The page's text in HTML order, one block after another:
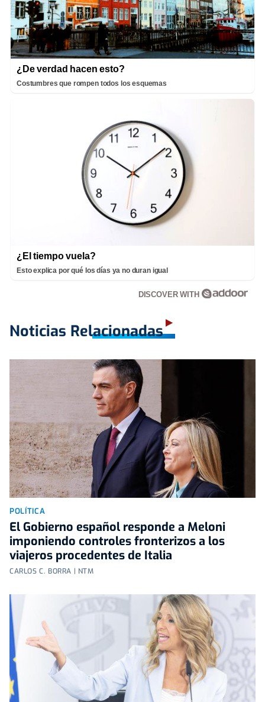
¿De verdad hacen esto?
Costumbres que rompen todos los esquemas
¿El tiempo vuela?
Esto explica por qué los días ya no duran igual
DISCOVER WITH
Noticias Relacionadas
POLÍTICA
El Gobierno español responde a Meloni
imponiendo controles fronterizos a los
viajeros procedentes de Italia
CARLOS C. BORRA | NTM